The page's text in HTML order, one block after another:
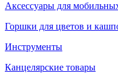
Аксессуары для
Горшки для цветов и
Инструменты
Канцелярские товары